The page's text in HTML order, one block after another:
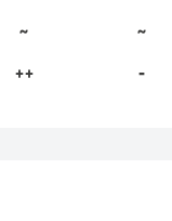
~ ~
++ -